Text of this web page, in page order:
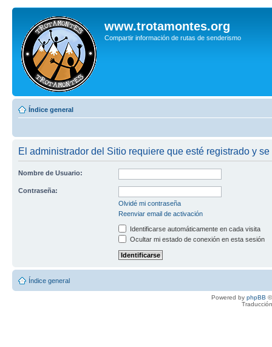
www.trotamontes.org
Compartir información de rutas de senderismo
Índice general
El administrador del Sitio requiere que esté registrado y
Nombre de Usuario:
Contraseña:
Olvidé mi contraseña
Reenviar email de activación
Identificarse automáticamente en cada visita
Ocultar mi estado de conexión en esta sesión
Índice general
Powered by phpBB